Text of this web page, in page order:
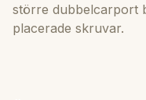
större dubbelcarport
placerade skruvar.